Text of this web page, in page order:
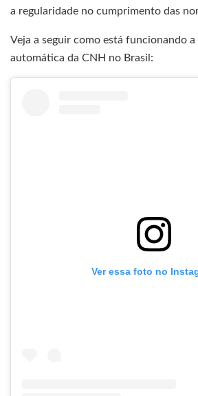
a regularidade no cumprimento das
Veja a seguir como está funcionando
automática da CNH no Brasil:
Ver essa foto no